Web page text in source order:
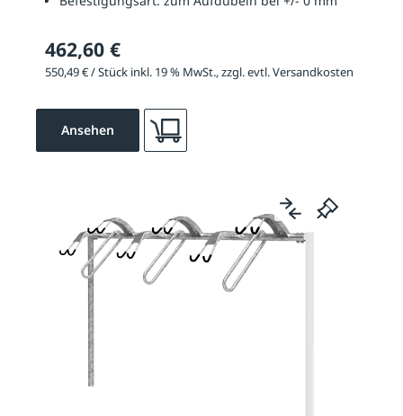
462,60 €
550,49 € / Stück inkl. 19 % MwSt., zzgl. evtl. Versandkosten
Ansehen